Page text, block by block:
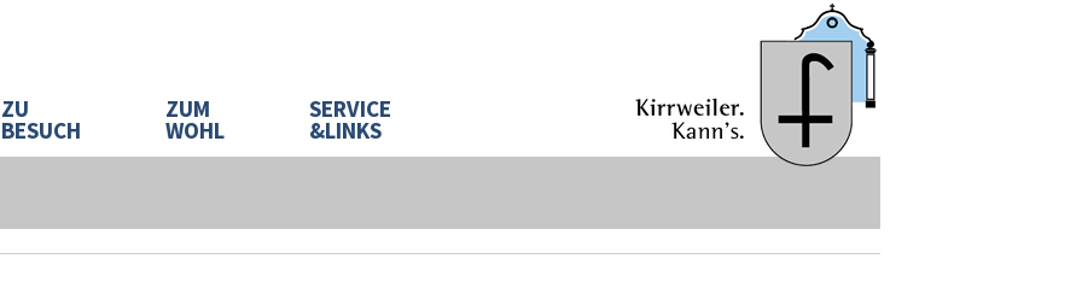
ZU
BESUCH
ZUM
WOHL
SERVICE
&LINKS